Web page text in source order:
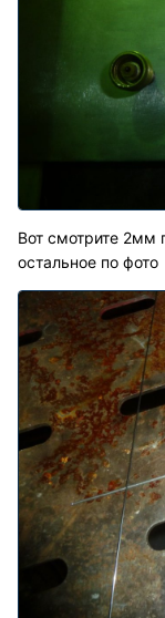
Вот смотрите 2мм
остальное по фото